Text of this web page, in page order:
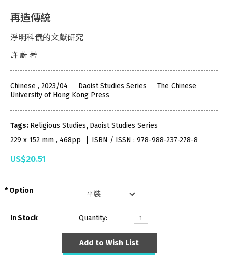
再造傳統
淨明科儀的文獻研究
許 蔚 著
Chinese , 2023/04 Daoist Studies Series
The Chinese
University of Hong Kong Press
Tags: Religious Studies, Daoist Studies Series
229 x 152 mm , 468pp
ISBN / ISSN : 978-988-237-278-8
US$20.51
Option
In Stock Quantity:
Add to Wish List